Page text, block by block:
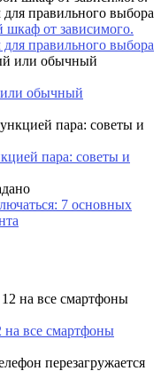
шкаф от зависимого.
правильного выбора
обычный
пара: советы и
7 основных
все смартфоны